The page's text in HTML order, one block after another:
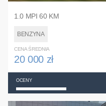
1.0 MPI 60 KM
BENZYNA
CENA ŚREDNIA
20 000 zł
OCENY